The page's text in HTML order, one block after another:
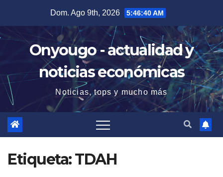
contenido
Dom. Ago 9th, 2026 5:46:41 AM
Onyougo - actualidad y
noticias económicas
Noticias, tops y mucho más
Etiqueta:TDAH